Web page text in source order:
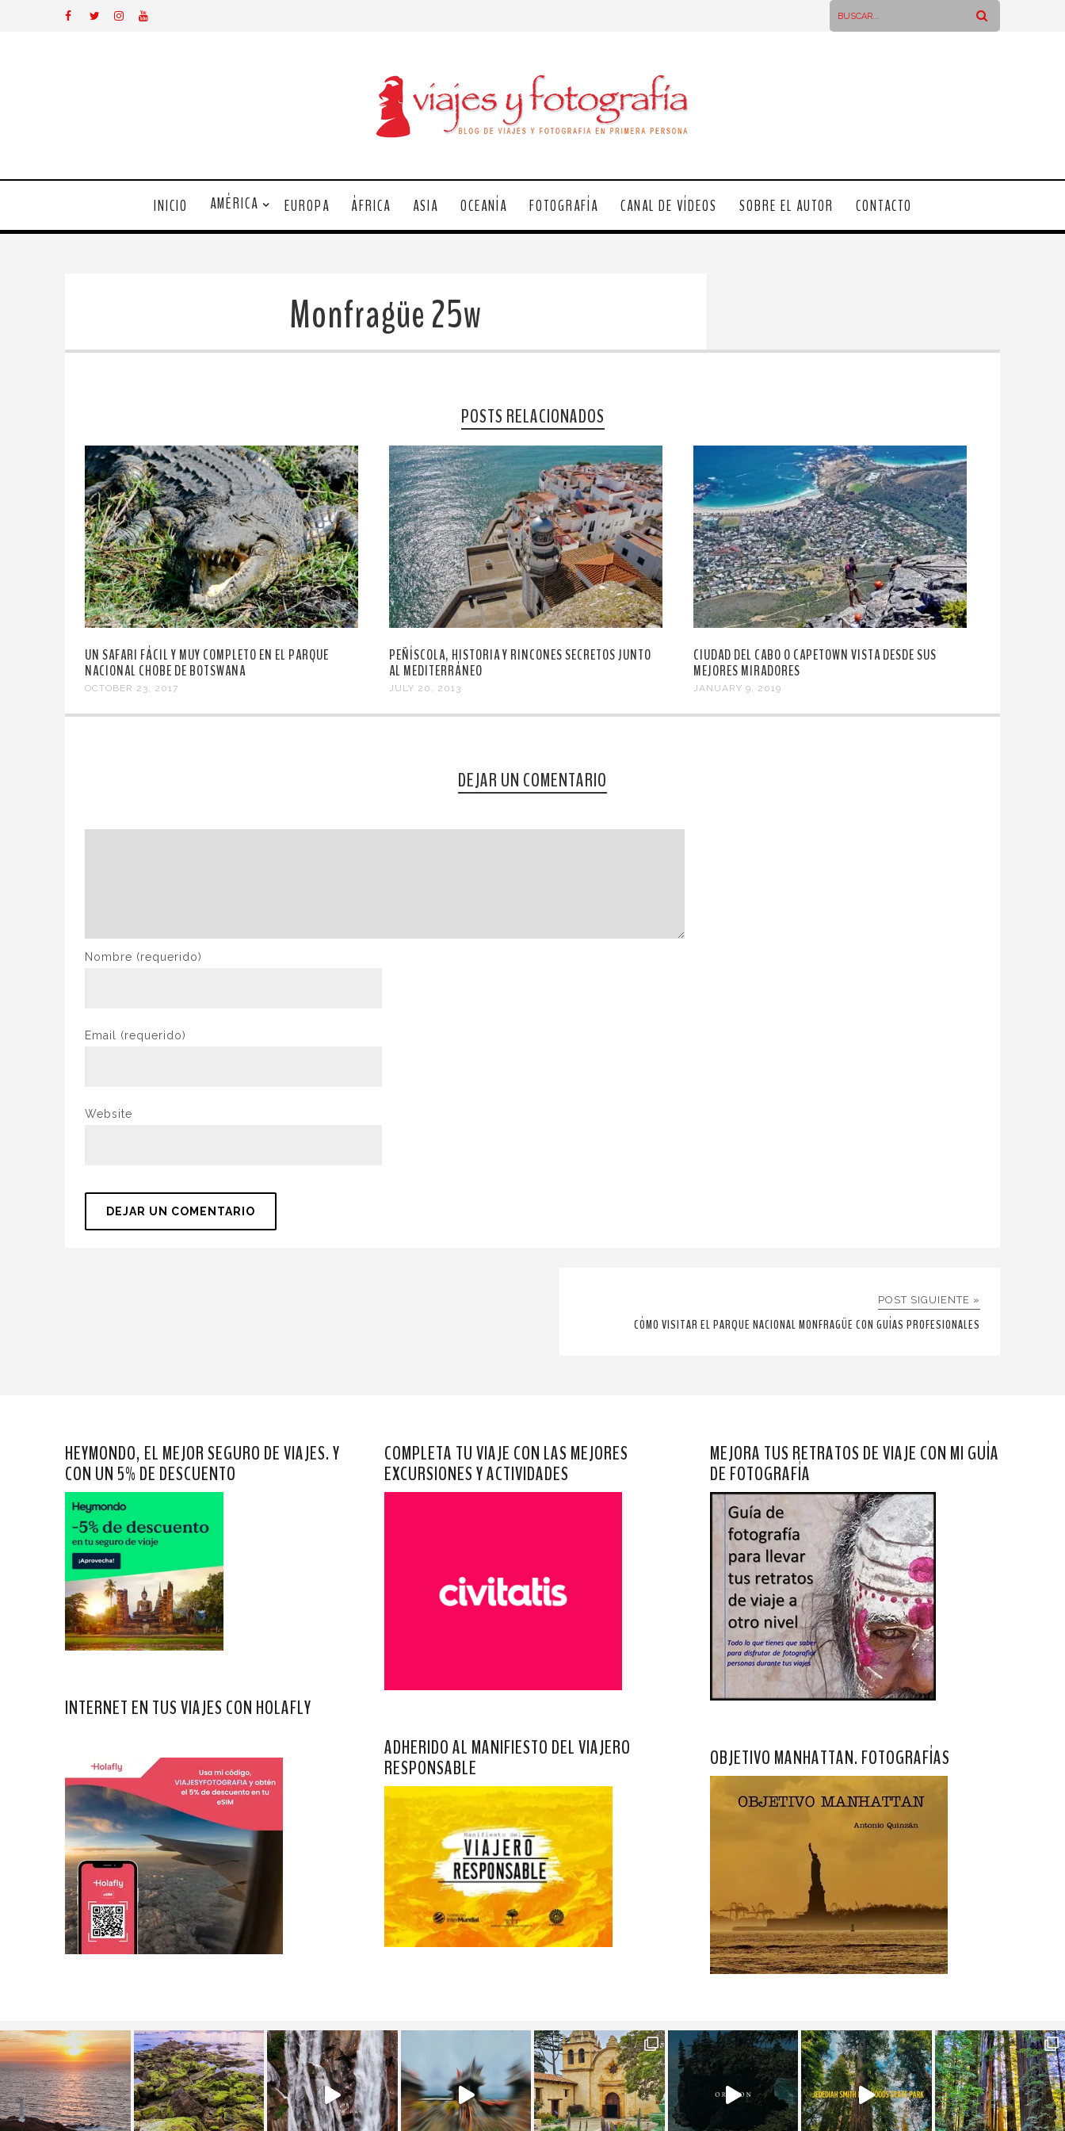
INICIO AMÉRICA EUROPA ÁFRICA ASIA OCEANÍA FOTOGRAFÍA CANAL DE VÍDEOS SOBRE EL AUTOR CONTACTO
Monfragüe 25w
POSTS RELACIONADOS
UN SAFARI FÁCIL Y MUY COMPLETO EN EL PARQUE
NACIONAL CHOBE DE BOTSWANA
OCTOBER 23, 2017
PEÑÍSCOLA, HISTORIA Y RINCONES SECRETOS JUNTO
AL MEDITERRÁNEO
JULY 20, 2013
CIUDAD DEL CABO O CAPETOWN VISTA DESDE SUS
MEJORES MIRADORES
JANUARY 9, 2019
DEJAR UN COMENTARIO
Nombre (requerido)
Email (requerido)
Website
POST SIGUIENTE »
CÓMO VISITAR EL PARQUE NACIONAL MONFRAGÜE CON GUÍAS PROFESIONALES
HEYMONDO, EL MEJOR SEGURO DE VIAJES. Y
CON UN 5% DE DESCUENTO
INTERNET EN TUS VIAJES CON HOLAFLY
COMPLETA TU VIAJE CON LAS MEJORES
EXCURSIONES Y ACTIVIDADES
ADHERIDO AL MANIFIESTO DEL VIAJERO
RESPONSABLE
MEJORA TUS RETRATOS DE VIAJE CON MI GUÍA
DE FOTOGRAFÍA
OBJETIVO MANHATTAN. FOTOGRAFÍAS